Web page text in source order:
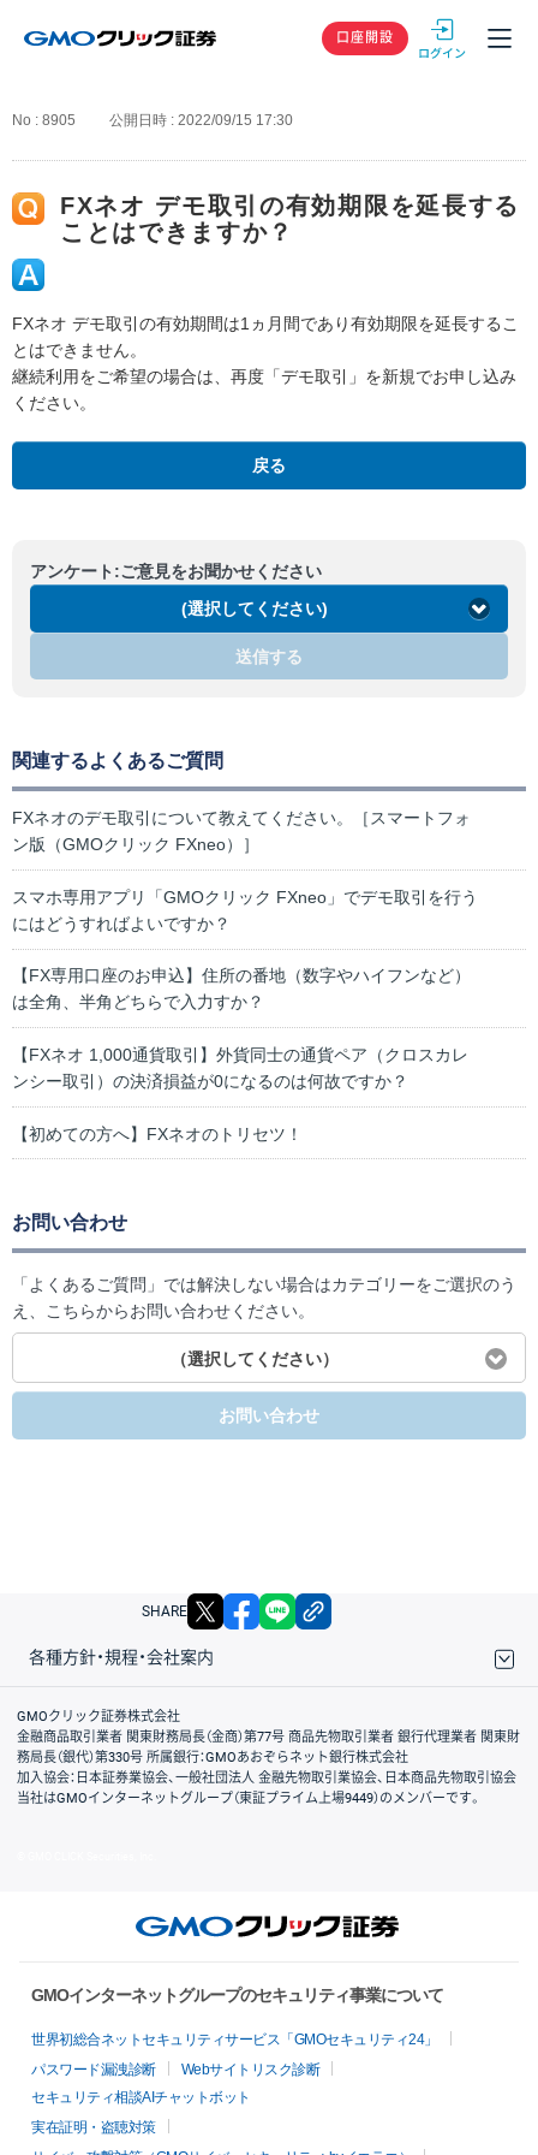
GMOクリック
口座開設
No : 8905 公開日時 : 2022/09/15 17:30
FXネオ デモ取引の有効期限を延長する
ことはできますか？
FXネオ デモ取引の有効期間は1ヵ月間であり有効期限を延長するこ
とはできません。
継続利用をご希望の場合は、再度「デモ取引」を新規でお申し込み
ください。
戻る
アンケート:ご意見をお聞かせください
(選択してください)
送信する
関連するよくあるご質問
FXネオのデモ取引について教えてください。［スマートフォ
ン版（GMOクリック FXneo）］
スマホ専用アプリ「GMOクリック FXneo」でデモ取引を行う
にはどうすればよいですか？
【FX専用口座のお申込】住所の番地（数字やハイフンなど）
は全角、半角どちらで入力すか？
【FXネオ 1,000通貨取引】外貨同士の通貨ペア（クロスカレ
ンシー取引）の決済損益が0になるのは何故ですか？
【初めての方へ】FXネオのトリセツ！
お問い合わせ
「よくあるご質問」では解決しない場合はカテゴリーをご選択のう
え、こちらからお問い合わせください。
（選択してください）
お問い合わせ
SHARE X facebook
各種方針・規程・会社案内
取引規程・約款
サイトマップ
その他のご案内
個人情報保護方針
最良執行方針
サイトのご利用について
ディスクレイマー
信託保全
リスク説明
会社案内
GMOクリック証券株式会社
金融商品取引業者 関東財務局長（金商）第77号 商品先物取引業者 銀行代理業者 関東財
務局長（銀代）第330号 所属銀行：GMOあおぞらネット銀行株式会社
加入協会：日本証券業協会、一般社団法人 金融先物取引業協会、日本商品先物取引協会
当社はGMOインターネットグループ（東証プライム上場9449）のメンバーです。
GMOインターネットグループのセキュリティ事業について
世界初総合ネットセキュリティサービス「GMOセキュリティ24」
パスワード漏洩診断
Webサイトリスク診断
セキュリティ相談AIチャットボット
実在証明・盗聴対策